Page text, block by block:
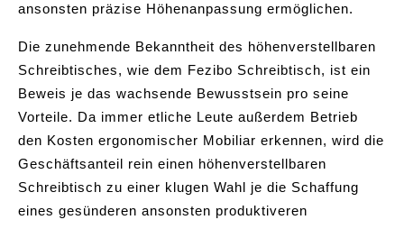
ansonsten präzise Höhenanpassung ermöglichen.
Die zunehmende Bekanntheit des höhenverstellbaren
Schreibtisches, wie dem Fezibo Schreibtisch, ist ein
Beweis je das wachsende Bewusstsein pro seine
Vorteile. Da immer etliche Leute außerdem Betrieb
den Kosten ergonomischer Mobiliar erkennen, wird die
Geschäftsanteil rein einen höhenverstellbaren
Schreibtisch zu einer klugen Wahl je die Schaffung
eines gesünderen ansonsten produktiveren